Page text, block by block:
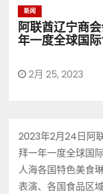
新闻
阿联酋辽宁商
年一度全球国
2月 25, 2023
2023年2月24日阿
拜一年一度全球国
人海各国特色美食
表演、各国食品区